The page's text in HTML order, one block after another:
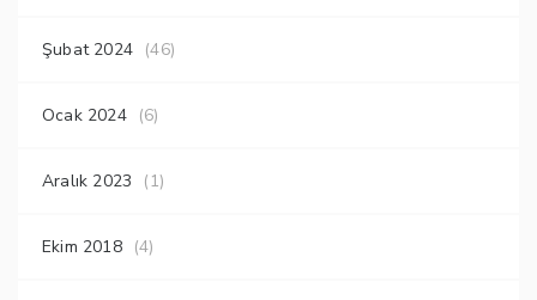
Şubat 2024 (46)
Ocak 2024 (6)
Aralık 2023 (1)
Ekim 2018 (4)